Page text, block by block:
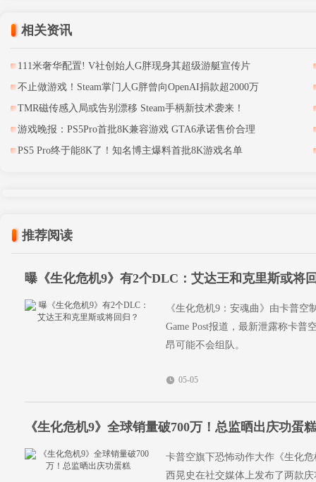
相关资讯
111米奢华配置! V社创始人G胖现身其超级游艇宣传片
不止做游戏！Steam掌门人G胖曾向OpenAI捐款超2000万
TMR磁传感入局或告别漂移 Steam手柄新技术袭来！
游戏晚报：PS5Pro首批8K兼容游戏 GTA6承诺售价合理
PS5 Pro终于能8K了！知名博主爆料首批8K游戏名单
推荐阅读
曝《生化危机9》有2个DLC：艾达王和克里斯或将
《生化危机9：安魂曲》由卡普空
Game Post报道，最新泄露称卡
昂可能不会组队。
05-05
《生化危机9》全球销量破700万！总监晒出庆功蛋糕
卡普空旗下恐怖动作大作《生化
西晃史在社交媒体上发布了两款